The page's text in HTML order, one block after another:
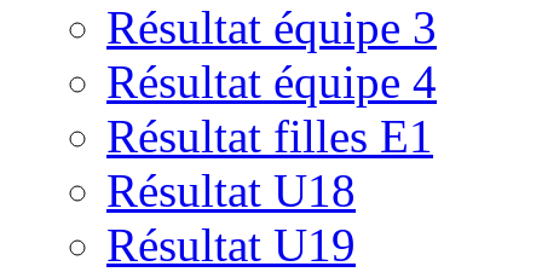
Résultat équipe 3
Résultat équipe 4
Résultat filles E1
Résultat U18
Résultat U19